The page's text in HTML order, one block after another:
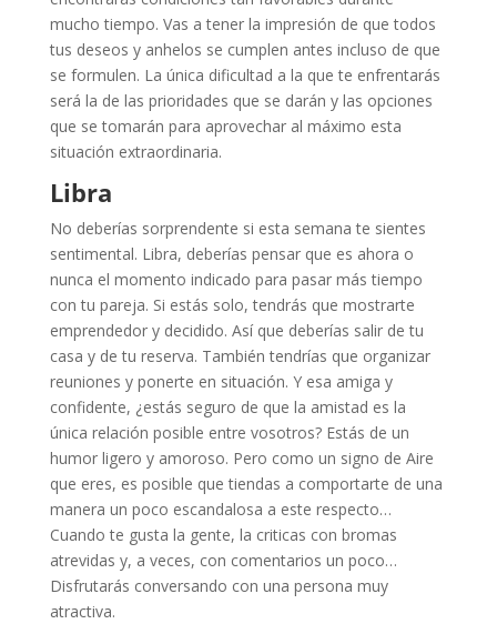
mucho tiempo. Vas a tener la impresión de que todos
tus deseos y anhelos se cumplen antes incluso de que
se formulen. La única dificultad a la que te enfrentarás
será la de las prioridades que se darán y las opciones
que se tomarán para aprovechar al máximo esta
situación extraordinaria.
Libra
No deberías sorprendente si esta semana te sientes
sentimental. Libra, deberías pensar que es ahora o
nunca el momento indicado para pasar más tiempo
con tu pareja. Si estás solo, tendrás que mostrarte
emprendedor y decidido. Así que deberías salir de tu
casa y de tu reserva. También tendrías que organizar
reuniones y ponerte en situación. Y esa amiga y
confidente, ¿estás seguro de que la amistad es la
única relación posible entre vosotros? Estás de un
humor ligero y amoroso. Pero como un signo de Aire
que eres, es posible que tiendas a comportarte de una
manera un poco escandalosa a este respecto…
Cuando te gusta la gente, la criticas con bromas
atrevidas y, a veces, con comentarios un poco…
Disfrutarás conversando con una persona muy
atractiva.